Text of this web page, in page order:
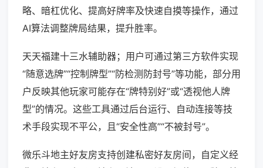
略、暗杠优化、提高好牌率及快速自摸等操作，通过
AI算法调整牌局结果，提升胜率。
天天福建十三水辅助器；用户可通过第三方软件实现
“随意选牌”“控制牌型”“防检测防封号”等功能，部分用
户反映其他玩家可能存在“牌特别好”或“透视他人牌
型”的情况。这些工具通过后台运行、自动连接等技
术手段实现不平公，且“安全性高”“不被封号”。
微乐斗地主好友房支持创建私密好友房间，自定义经